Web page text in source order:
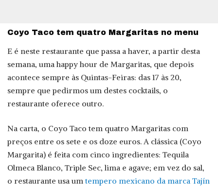
Coyo Taco tem quatro Margaritas no menu
E é neste restaurante que passa a haver, a partir desta
semana, uma happy hour de Margaritas, que depois
acontece sempre às Quintas-Feiras: das 17 às 20,
sempre que pedirmos um destes cocktails, o
restaurante oferece outro.
Na carta, o Coyo Taco tem quatro Margaritas com
preços entre os sete e os doze euros. A clássica (Coyo
Margarita) é feita com cinco ingredientes: Tequila
Olmeca Blanco, Triple Sec, lima e agave; em vez do sal,
o restaurante usa umtempero mexicano da marca Tajín